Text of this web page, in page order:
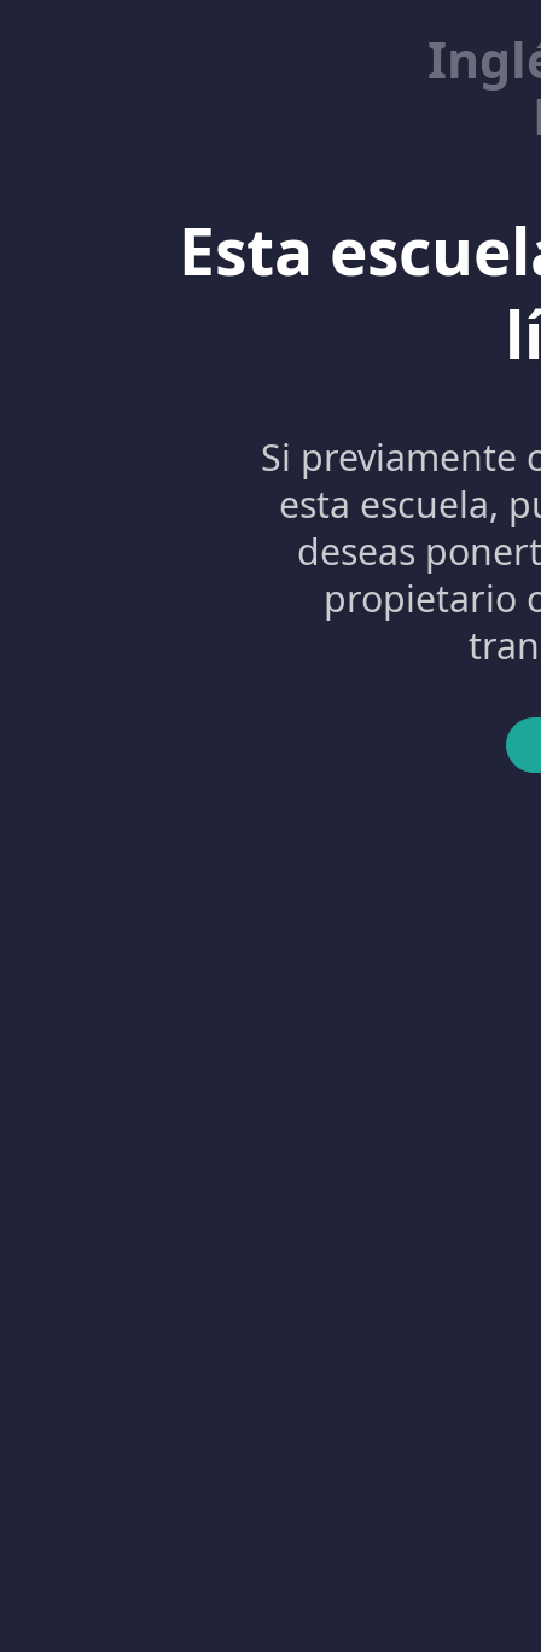
Esta
Si previamente
esta escuela,
deseas
propietario